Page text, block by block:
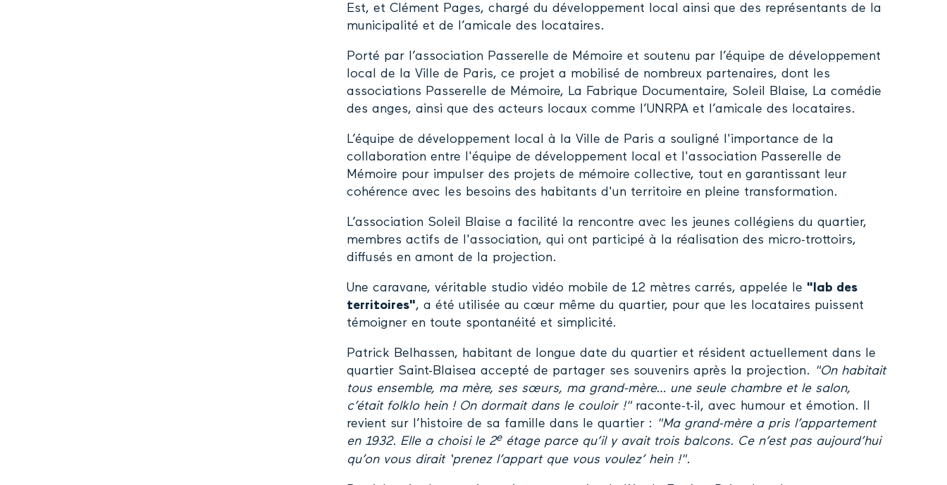
Est, et Clément Pages, chargé du développement local ainsi que des représentants de la
municipalité et de l’amicale des locataires.
Porté par l’association Passerelle de Mémoire et soutenu par l’équipe de développement
local de la Ville de Paris, ce projet a mobilisé de nombreux partenaires, dont les
associations Passerelle de Mémoire, La Fabrique Documentaire, Soleil Blaise, La comédie
des anges, ainsi que des acteurs locaux comme l’UNRPA et l’amicale des locataires.
L’équipe de développement local à la Ville de Paris a souligné l'importance de la
collaboration entre l'équipe de développement local et l'association Passerelle de
Mémoire pour impulser des projets de mémoire collective, tout en garantissant leur
cohérence avec les besoins des habitants d'un territoire en pleine transformation.
L’association Soleil Blaise a facilité la rencontre avec les jeunes collégiens du quartier,
membres actifs de l'association, qui ont participé à la réalisation des micro-trottoirs,
diffusés en amont de la projection.
Une caravane, véritable studio vidéo mobile de 12 mètres carrés, appelée le "lab des
territoires", a été utilisée au cœur même du quartier, pour que les locataires puissent
témoigner en toute spontanéité et simplicité.
Patrick Belhassen, habitant de longue date du quartier et résident actuellement dans le
quartier Saint-Blaisea accepté de partager ses souvenirs après la projection.
"On habitait
tous ensemble, ma mère, ses sœurs, ma grand-mère… une seule chambre et le salon,
c’était folklo hein ! On dormait dans le couloir !"raconte-t-il, avec humour et émotion. Il
revient sur l’histoire de sa famille dans le quartier :
"Ma grand-mère a pris l’appartement
en 1932. Elle a choisi le 2eétage parce qu’il y avait trois balcons. Ce n’est pas aujourd’hui
qu’on vous dirait ‘prenez l’appart que vous voulez’ hein !".